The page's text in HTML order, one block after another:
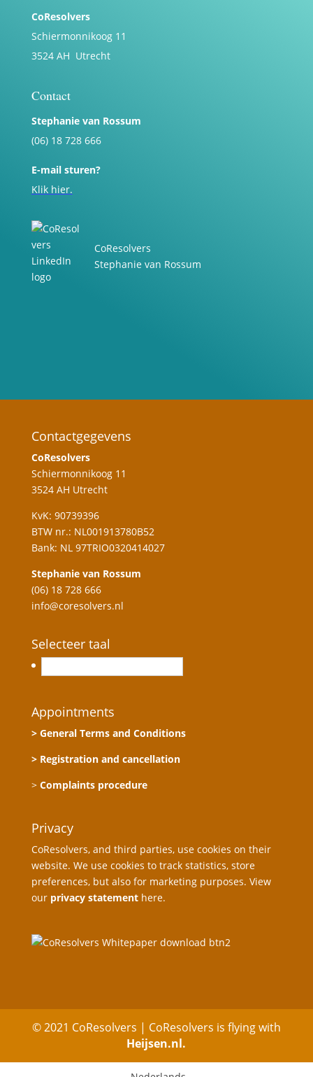
CoResolvers
Schiermonnikoog 11
3524 AH Utrecht
Contact
Stephanie van Rossum
(06) 18 728 666
E-mail sturen?
Klik hier.
CoResolvers
Stephanie van Rossum
Contactgegevens
CoResolvers
Schiermonnikoog 11
3524 AH Utrecht
KvK: 90739396
BTW nr.: NL001913780B52
Bank: NL 97TRIO0320414027
Stephanie van Rossum
(06) 18 728 666
info@coresolvers.nl
Selecteer taal
Appointments
> General Terms and Conditions
> Registration and cancellation
> Complaints procedure
Privacy
CoResolvers, and third parties, use cookies on their
website. We use cookies to track statistics, store
preferences, but also for marketing purposes. View
our privacy statementhere.
© 2021 CoResolvers | CoResolvers is flying with
Heijsen.nl.